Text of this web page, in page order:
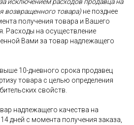
возвращенного товара) не позднее
получения товара и Вашего
Расходы на осуществление
Вами за товар надлежащего
10-дневного срока продавец
товара с целью определения
свойств.
надлежащего качества на
дней с момента получения заказа,